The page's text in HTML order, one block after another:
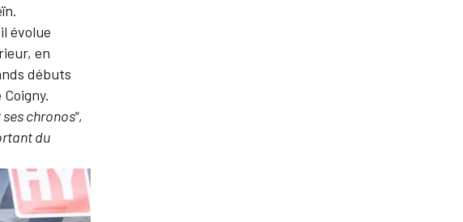
évolue
en
débuts
.
chronos",
du